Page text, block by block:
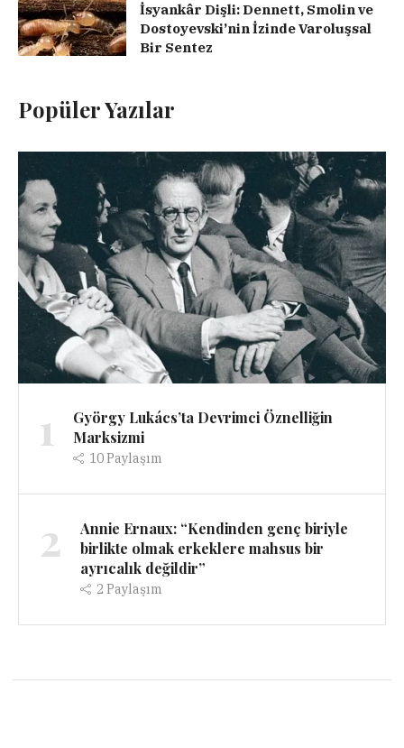
İsyankâr Dişli: Dennett, Smolin ve
Dostoyevski’nin İzinde Varoluşsal
Bir Sentez
Popüler Yazılar
1
György Lukács’ta Devrimci Öznelliğin
Marksizmi
10Paylaşım
2
Annie Ernaux: “Kendinden genç biriyle
birlikte olmak erkeklere mahsus bir
ayrıcalık değildir”
2 Paylaşım